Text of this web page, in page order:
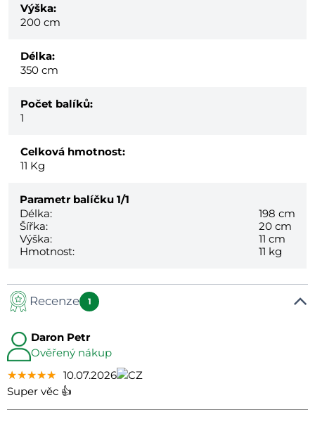
Výška:
200 cm
Délka:
350 cm
Počet balíků:
1
Celková hmotnost:
11 Kg
Parametr balíčku 1/1
Délka:
198 cm
Šířka:
20 cm
Výška:
11 cm
Hmotnost:
11 kg
Recenze 1
Daron Petr
Ověřený nákup
★★★★★
★★★★★
★★★★★ 10.07.2026
Super věc 👍